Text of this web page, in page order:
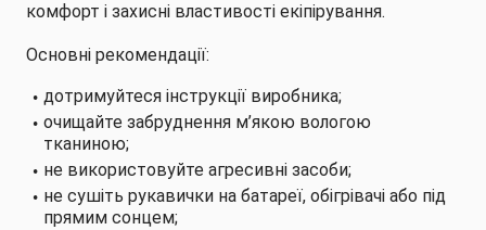
комфорт і захисні властивості екіпірування.
Основні рекомендації:
дотримуйтеся інструкції виробника;
очищайте забруднення м’якою вологою
тканиною;
не використовуйте агресивні засоби;
не сушіть рукавички на батареї, обігрівачі або під
прямим сонцем;